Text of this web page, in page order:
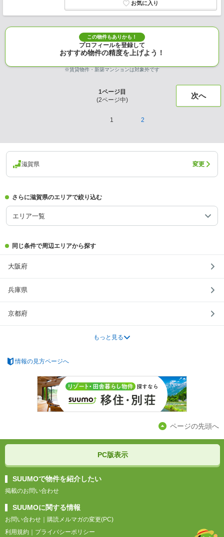
この物件もありかも！
プロフィールを登録して
おすすめ物件の精度を上げよう！
※賃貸物件・新築マンションは対象外です
1ページ目
(2ページ中) 次へ
1 2
滋賀県 変更
さらに滋賀県のエリアで絞り込む
エリア一覧
同じ条件で周辺エリアから探す
大阪府
兵庫県
京都府
もっと見る
情報の見方ページへ
ページの先頭へ
PC版表示
SUUMOで物件を紹介したい
掲載のお問い合わせ
SUUMOに関する情報
お問い合わせ
購読メルマガの変更(PC)
利用規約
プライバシーポリシー